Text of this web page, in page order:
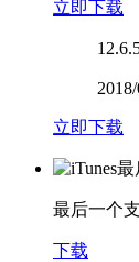
立即下载
立即下载
最后一个
下载